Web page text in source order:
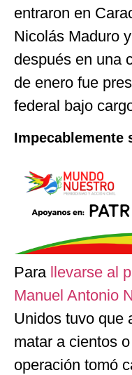
entraron en
Nicolás Maduro
después en una
de enero fue
federal bajo
Impecablemente
Para llevarse al
Manuel Antonio
Unidos tuvo que
matar a cientos
operación tomó